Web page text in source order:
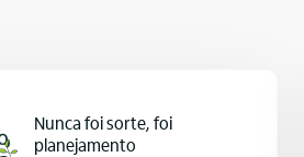
Nunca foi sorte, foi
planejamento